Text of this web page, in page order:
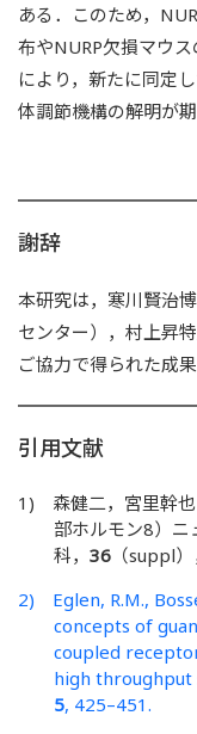
ある．このため，
布やNURP欠損マウ
により，新たに同定
体調節機構の解明が期
謝辞
本研究は，寒川賢治
センター），村上昇
ご協力で得られた成
引用文献
1) 森健二，宮里幹也
部ホルモン8）ニ
科， 36 （suppl
2) Eglen, R.M.,
concepts of
coupled
high throughput
5, 425–451.